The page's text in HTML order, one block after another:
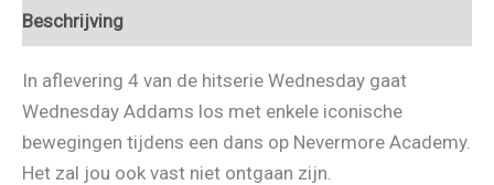
Beschrijving
In aflevering 4 van de hitserie Wednesday gaat
Wednesday Addams los met enkele iconische
bewegingen tijdens een dans op Nevermore Academy.
Het zal jou ook vast niet ontgaan zijn.